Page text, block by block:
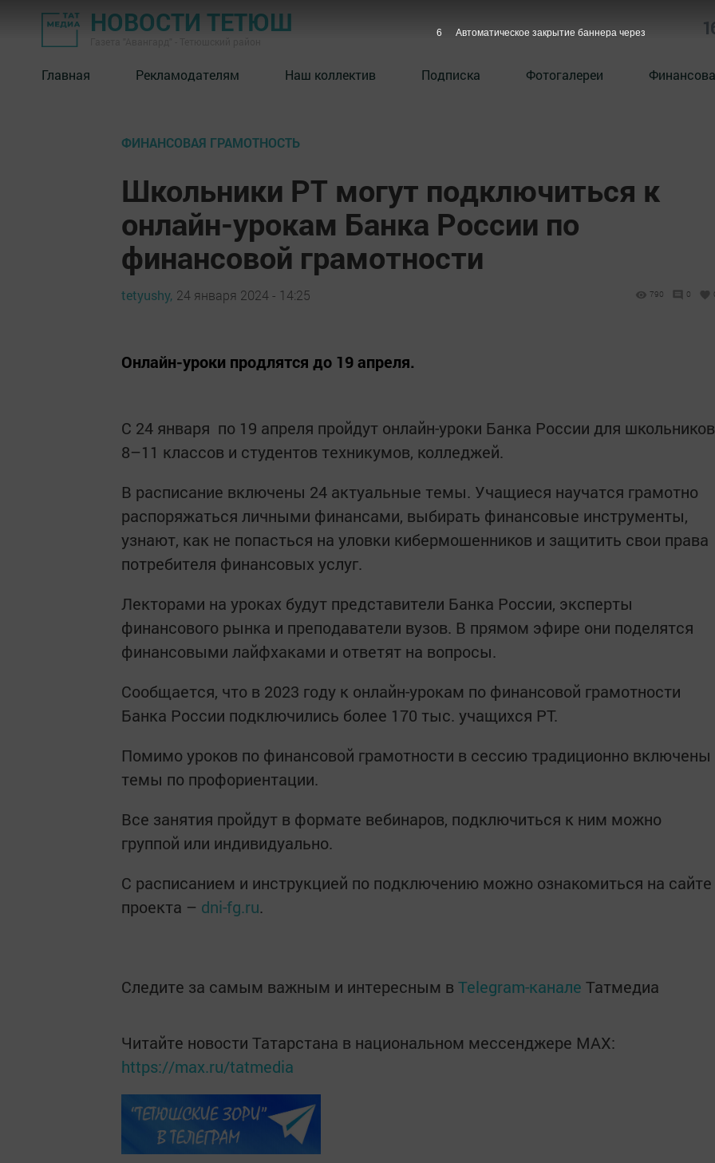
НОВОСТИ ТЕТЮШ
Главная Рекламодателям Наш коллектив Подписка Фотогалереи
ФИНАНСОВАЯ ГРАМОТНОСТЬ
Школьники РТ могут подключиться к
онлайн-урокам Банка России по
финансовой грамотности
tetyushy, 24 января 2024 - 14:25 790 0
Онлайн-уроки продлятся до 19 апреля.
С 24 января по 19 апреля пройдут онлайн-уроки Банка России для школьников
8–11 классов и студентов техникумов, колледжей.
В расписание включены 24 актуальные темы. Учащиеся научатся грамотно
распоряжаться личными финансами, выбирать финансовые инструменты,
узнают, как не попасться на уловки кибермошенников и защитить свои права
потребителя финансовых услуг.
Лекторами на уроках будут представители Банка России, эксперты
финансового рынка и преподаватели вузов. В прямом эфире они поделятся
финансовыми лайфхаками и ответят на вопросы.
Сообщается, что в 2023 году к онлайн-урокам по финансовой грамотности
Банка России подключились более 170 тыс. учащихся РТ.
Помимо уроков по финансовой грамотности в сессию традиционно включены
темы по профориентации.
Все занятия пройдут в формате вебинаров, подключиться к ним можно
группой или индивидуально.
С расписанием и инструкцией по подключению можно ознакомиться на сайте
проекта – dni-fg.ru.
Следите за самым важным и интересным в Telegram-канале Татмедиа
Читайте новости Татарстана в национальном мессенджере MАХ:
https://max.ru/tatmedia
5 Автоматическое закрытие баннера через